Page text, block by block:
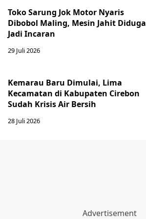
Toko Sarung Jok Motor Nyaris
Dibobol Maling, Mesin Jahit Diduga
Jadi Incaran
29 Juli 2026
Kemarau Baru Dimulai, Lima
Kecamatan di Kabupaten Cirebon
Sudah Krisis Air Bersih
28 Juli 2026